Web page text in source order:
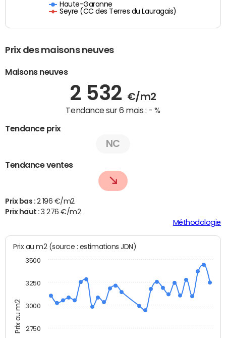
Haute-Garonne
Seyre (CC des Terres du Lauragais)
Prix des maisons neuves
Maisons neuves
2 532 €/m2
Tendance sur 6 mois : - %
Tendance prix
NC
Tendance ventes
Prix bas : 2 196 €/m2
Prix haut :3 276 €/m2
Méthodologie
Prix au m2
Prix au m2 (source : estimations JDN)
2750
3000
3250
3500